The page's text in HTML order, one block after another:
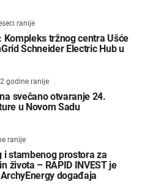
ranije
Kompleks tržnog centra Ušće
Schneider Electric Hub u
2 godine ranije
svečano otvaranje 24.
u Novom Sadu
ranije
i stambenog prostora za
života – RAPID INVEST je
događaja